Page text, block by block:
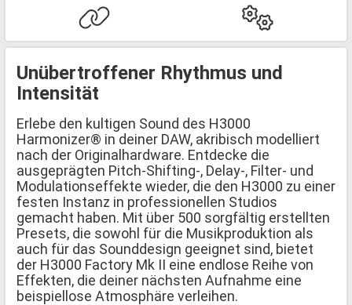
Unübertroffener Rhythmus und
Intensität
Erlebe den kultigen Sound des H3000
Harmonizer® in deiner DAW, akribisch modelliert
nach der Originalhardware. Entdecke die
ausgeprägten Pitch-Shifting-, Delay-, Filter- und
Modulationseffekte wieder, die den H3000 zu einer
festen Instanz in professionellen Studios
gemacht haben. Mit über 500 sorgfältig erstellten
Presets, die sowohl für die Musikproduktion als
auch für das Sounddesign geeignet sind, bietet
der H3000 Factory Mk II eine endlose Reihe von
Effekten, die deiner nächsten Aufnahme eine
beispiellose Atmosphäre verleihen.